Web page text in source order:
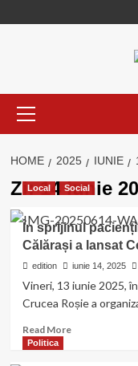
to
Menu
HOME 2025 IUNIE
Zi:14 iunie
Local Social
În sprijinul
Călărași a lansat
edition iunie 14, 2025
Vineri, 13 iunie 2025,
Crucea Roșie a
Read MoreRead
Politica